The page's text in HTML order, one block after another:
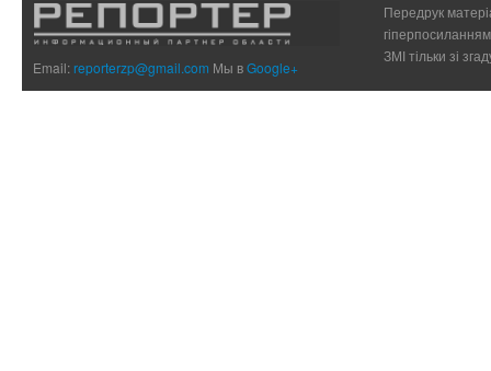
Email:reporterzp@gmail.com Мы вGoogle+
Передрук
ЗМІ тільки зі